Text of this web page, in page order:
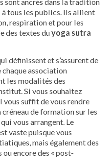
tous les publics. Ils allient
respiration et pour les
des textes duyoga sutra
définissent et s’assurent de
association
les modalités des
Si vous souhaitez
vous suffit de vous rendre
de formation sur les
vous arrangent. Le
vaste puisque vous
mais également des
encore des « post-